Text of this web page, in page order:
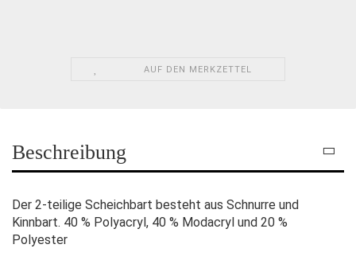
AUF DEN MERKZETTEL
Beschreibung
Der 2-teilige Scheichbart besteht aus Schnurre und
Kinnbart. 40 % Polyacryl, 40 % Modacryl und 20 %
Polyester